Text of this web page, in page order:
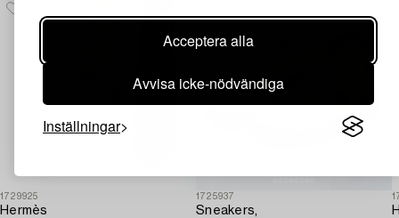
Acceptera alla
Avvisa icke-nödvändiga
Inställningar
1729925
Hermès
1725937
Sneakers,